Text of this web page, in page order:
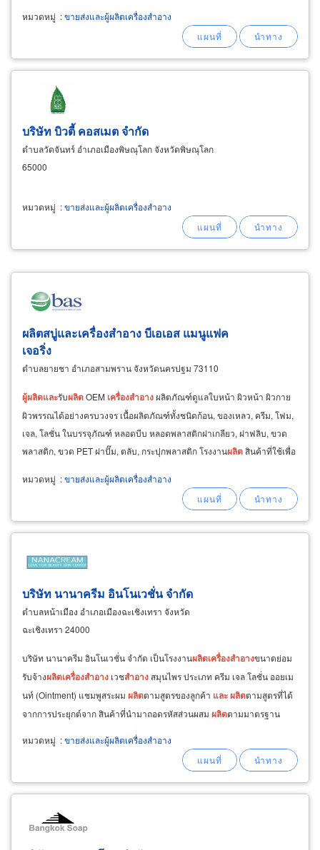
ต้นง่ายด้วยขั้นต่ำที่สมเหตุสมผล (low moq) end-
หมวดหมู่ :ขายส่งและผู้ผลิตเครื่องสำอาง
บริษัท บิวตี้ คอสเมต จำกัด
ตำบลวัดจันทร์ อำเภอเมืองพิษณุโลก จังหวัดพิษณุโลก
65000
หมวดหมู่ :ขายส่งและผู้ผลิตเครื่องสำอาง
ผลิตสบู่และเครื่องสำอาง บีเอเอส แมนูแฟค
เจอริ่ง
ตำบลยายชา อำเภอสามพราน จังหวัดนครปฐม 73110
ผู้ผลิตและรับผลิตOEM เครื่องสำอางผลิตภัณฑ์ดูแลใบหน้า ผิวหน้า ผิวกาย
ผิวพรรณได้อย่างครบวงจร เนื้อผลิตภัณฑ์ทั้งชนิดก้อน, ของเหลว, ครีม, โฟม,
เจล, โลชั่น ในบรรจุภัณฑ์ หลอดบีบ หลอดพลาสติกฝาเกลียว, ฝาฟลิบ, ขวด
พลาสติก, ขวด PET ฝาปั๊ม, ตลับ, กระปุกพลาสติก โรงงานผลิตสินค้าที่ใช้เพื่อ
หมวดหมู่ :ขายส่งและผู้ผลิตเครื่องสำอาง
บริษัท นานาครีม อินโนเวชั่น จำกัด
ตำบลหน้าเมือง อำเภอเมืองฉะเชิงเทรา จังหวัด
ฉะเชิงเทรา 24000
บริษัท นานาครีม อินโนเวชั่น จำกัด เป็นโรงงานผลิตเครื่องสำอางขนาดย่อม
รับจ้างผลิตเครื่องสำอาง เวชสำอาง สมุนไพร ประเภท ครีม เจล โลชั่น ออยเม
นท์ (Ointment) แชมพูสระผม ผลิตตามสูตรของลูกค้า และผลิตตามสูตรที่ได้
จากการประยุกต์จาก สินค้าที่นำมาถอดรหัสส่วนผสม ผลิตตามมาตรฐาน
ISO เราให้บริการ อย่างครบวงจร
หมวดหมู่ :ขายส่งและผู้ผลิตเครื่องสำอาง